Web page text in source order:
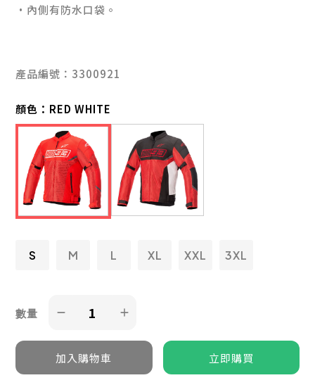
·內側有防水口袋。
產品編號：3300921
顏色： RED WHITE
S M L XL XXL 3XL
數量